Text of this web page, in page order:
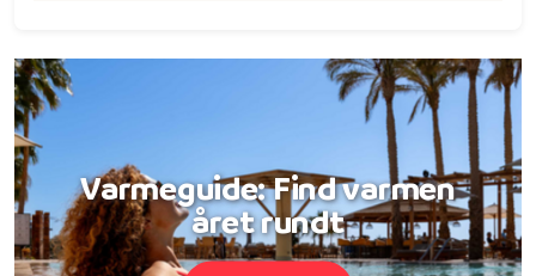
Varmeguide: Find varmen
året rundt